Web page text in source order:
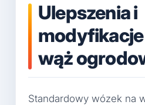
Ulepszenia i
wąż
Standardowy wózek na